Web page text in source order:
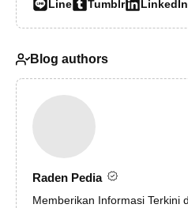
Line
Tumblr LinkedIn
Blog authors
Raden Pedia
Memberikan Informasi Terkini